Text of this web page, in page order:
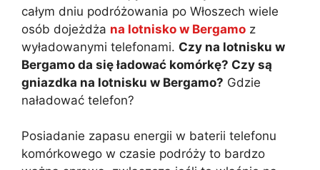
całym dniu podróżowania po Włoszech wiele
osób dojeżdża na lotnisko w Bergamo z
wyładowanymi telefonami. Czy na lotnisku w
Bergamo da się ładować komórkę? Czy są
gniazdka na lotnisku w Bergamo? Gdzie
naładować telefon?
Posiadanie zapasu energii w baterii telefonu
komórkowego w czasie podróży to bardzo